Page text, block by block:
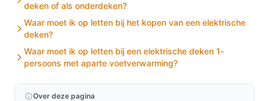
De Nedis Elektrische Onderdeken is een uitstekende
keuze voor iedereen die op zoek is naar extra warmte
en comfort tijdens het slapen. Met zijn
gebruiksvriendelijke functies en praktische voordelen is
deze deken een waardevolle aanvulling op je
slaapkamer.
deken of als onderdeken?
Waar moet ik op letten bij het kopen van een elektrische
deken?
Waar moet ik op letten bij een elektrische deken 1-
persoons met aparte voetverwarming?
Over deze pagina